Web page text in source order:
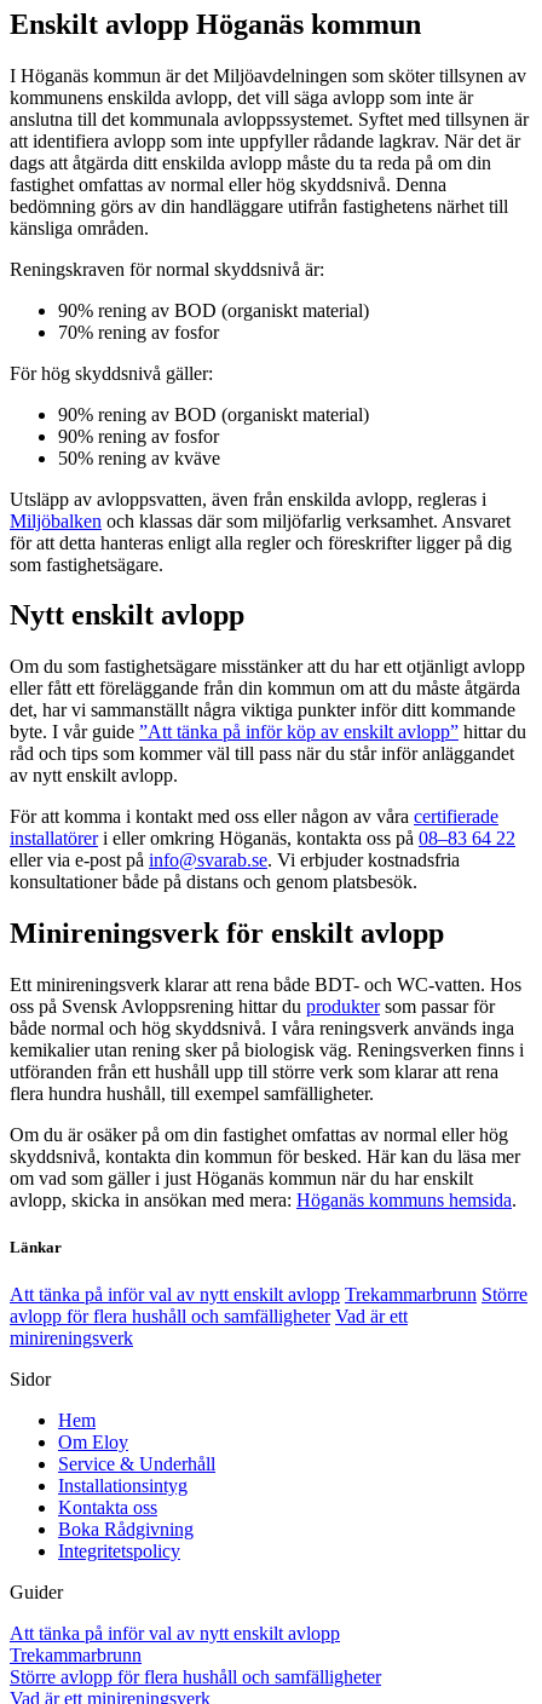
Enskilt avlopp Höganäs kommun
I Höganäs kommun är det Miljöavdelningen som sköter tillsynen av
kommunens enskilda avlopp, det vill säga avlopp som inte är
anslutna till det kommunala avloppssystemet. Syftet med tillsynen är
att identifiera avlopp som inte uppfyller rådande lagkrav. När det är
dags att åtgärda ditt enskilda avlopp måste du ta reda på om din
fastighet omfattas av normal eller hög skyddsnivå. Denna
bedömning görs av din handläggare utifrån fastighetens närhet till
känsliga områden.
Reningskraven för normal skyddsnivå är:
90% rening av BOD (organiskt material)
70% rening av fosfor
För hög skyddsnivå gäller:
90% rening av BOD (organiskt material)
90% rening av fosfor
50% rening av kväve
Utsläpp av avloppsvatten, även från enskilda avlopp, regleras i
Miljöbalken och klassas där som miljöfarlig verksamhet. Ansvaret
för att detta hanteras enligt alla regler och föreskrifter ligger på dig
som fastighetsägare.
Nytt enskilt avlopp
Om du som fastighetsägare misstänker att du har ett otjänligt avlopp
eller fått ett föreläggande från din kommun om att du måste åtgärda
det, har vi sammanställt några viktiga punkter inför ditt kommande
byte. I vår guide ”Att tänka på inför köp av enskilt avlopp” hittar du
råd och tips som kommer väl till pass när du står inför anläggandet
av nytt enskilt avlopp.
För att komma i kontakt med oss eller någon av våra certifierade
installatöreri eller omkring Höganäs, kontakta oss på 08–83 64 22
eller via e-post på info@svarab.se. Vi erbjuder kostnadsfria
konsultationer både på distans och genom platsbesök.
Minireningsverk för enskilt avlopp
Ett minireningsverk klarar att rena både BDT- och WC-vatten. Hos
oss på Svensk Avloppsrening hittar du produktersom passar för
både normal och hög skyddsnivå. I våra reningsverk används inga
kemikalier utan rening sker på biologisk väg. Reningsverken finns i
utföranden från ett hushåll upp till större verk som klarar att rena
flera hundra hushåll, till exempel samfälligheter.
Om du är osäker på om din fastighet omfattas av normal eller hög
skyddsnivå, kontakta din kommun för besked. Här kan du läsa mer
om vad som gäller i just Höganäs kommun när du har enskilt
avlopp, skicka in ansökan med mera: Höganäs kommuns hemsida.
Länkar
Att tänka på inför val av nytt enskilt avlopp Trekammarbrunn Större
avlopp för flera hushåll och samfälligheter Vad är ett
minireningsverk
Sidor
Hem
Om Eloy
Service & Underhåll
Installationsintyg
Kontakta oss
Boka Rådgivning
Integritetspolicy
Guider
Att tänka på inför val av nytt enskilt avlopp
Trekammarbrunn
Större avlopp för flera hushåll och samfälligheter
Vad är ett minireningsverk